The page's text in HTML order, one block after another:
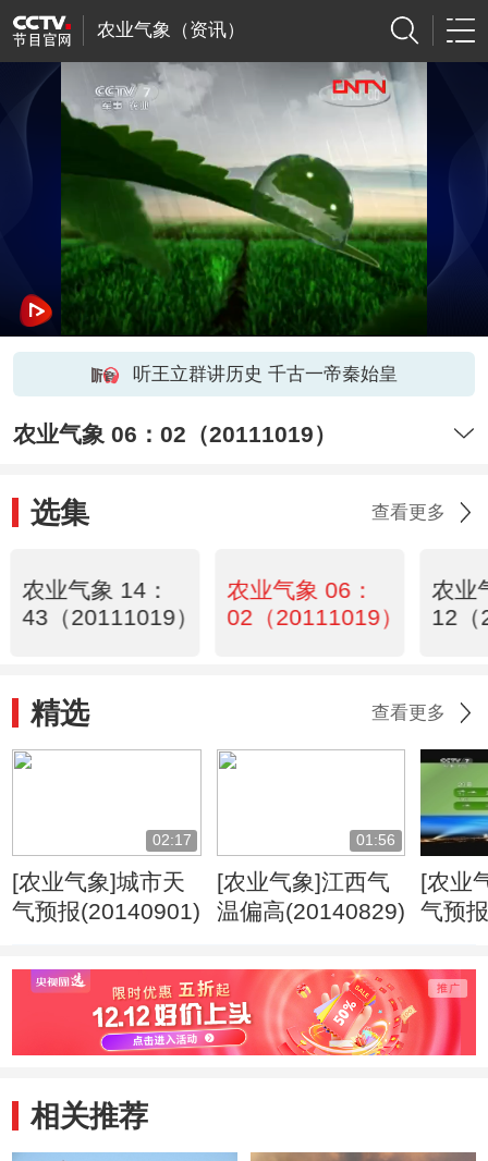
农业气象（资讯）
听王立群讲历史 千古一帝秦始皇
农业气象 06：02（20111019）
选集 查看更多
农业气象 14：
43（20111019）
农业气象 06：
02（20111019）
农业
12（
精选 查看更多
02:17
[农业气象]城市天
气预报(20140901)
01:56
[农业气象]江西气
温偏高(20140829)
[农业
气预
相关推荐